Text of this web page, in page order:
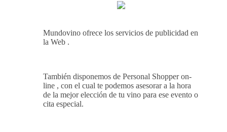
Mundovino ofrece los servicios de publicidad en
la Web .
También disponemos de Personal Shopper on-
line , con el cual te podemos asesorar a la hora
de la mejor elección de tu vino para ese evento o
cita especial.